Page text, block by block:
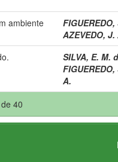
ambiente
FIGUEREDO,
AZEVEDO,
SILVA, E. M.
FIGUEREDO,
A.
40